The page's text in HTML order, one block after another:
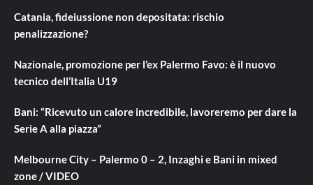
Catania, fideiussione non depositata: rischio
penalizzazione?
Nazionale, promozione per l’ex Palermo Favo: è il nuovo
tecnico dell’Italia U19
Bani: “Ricevuto un calore incredibile, lavoreremo per dare la
Serie A alla piazza”
Melbourne City – Palermo 0 – 2, Inzaghi e Bani in mixed
zone / VIDEO